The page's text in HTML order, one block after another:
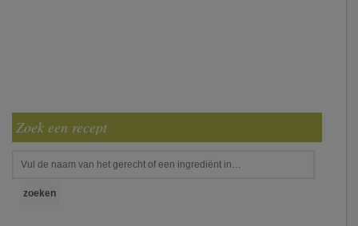
Zoek een recept